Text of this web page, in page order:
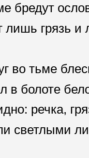
бредут
лишь грязь и
во тьме
в болоте
речка,
светлыми